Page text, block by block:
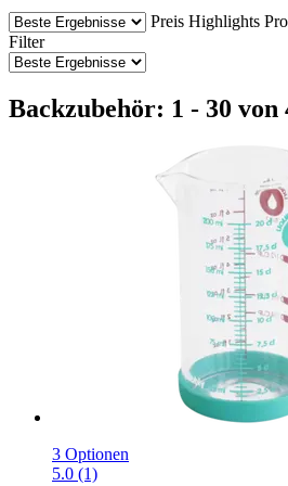
Preis Highlights
Filter
Backzubehör: 1 - 30
3 Optionen
5.0 (1)